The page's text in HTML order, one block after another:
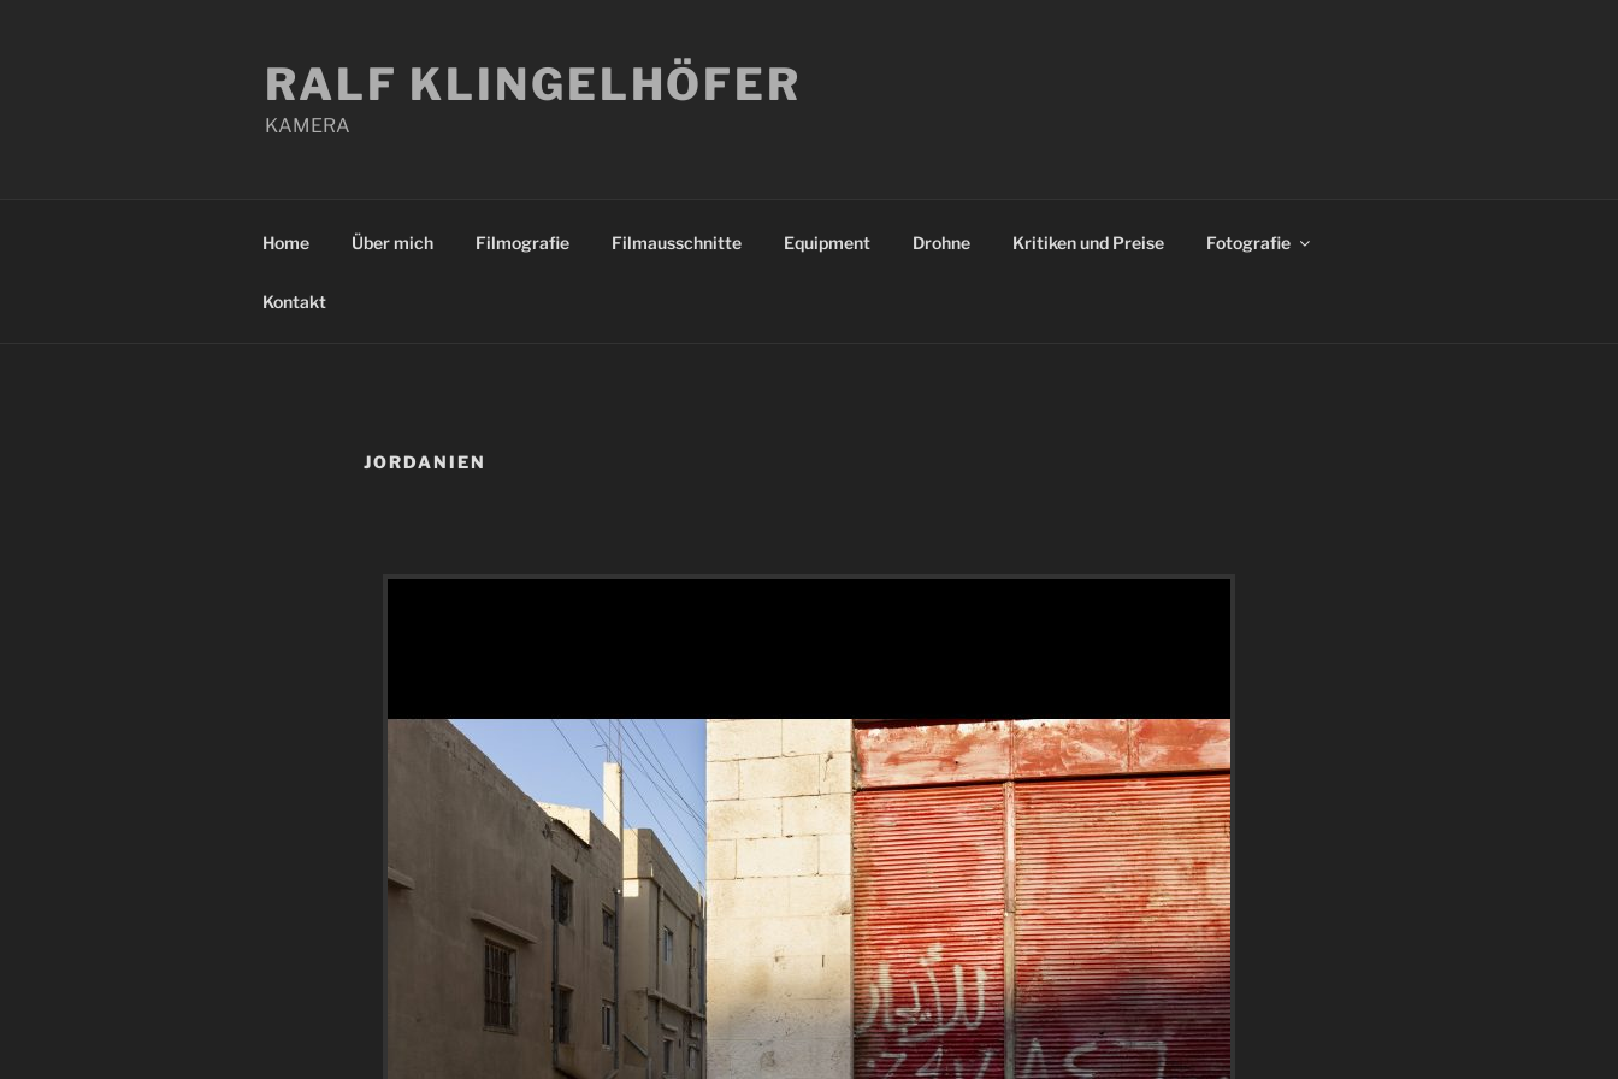
RALF KLINGELHÖFER
KAMERA
Home Über mich Filmografie Filmausschnitte Equipment Drohne Kritiken und Preise Fotografie
Kontakt
JORDANIEN